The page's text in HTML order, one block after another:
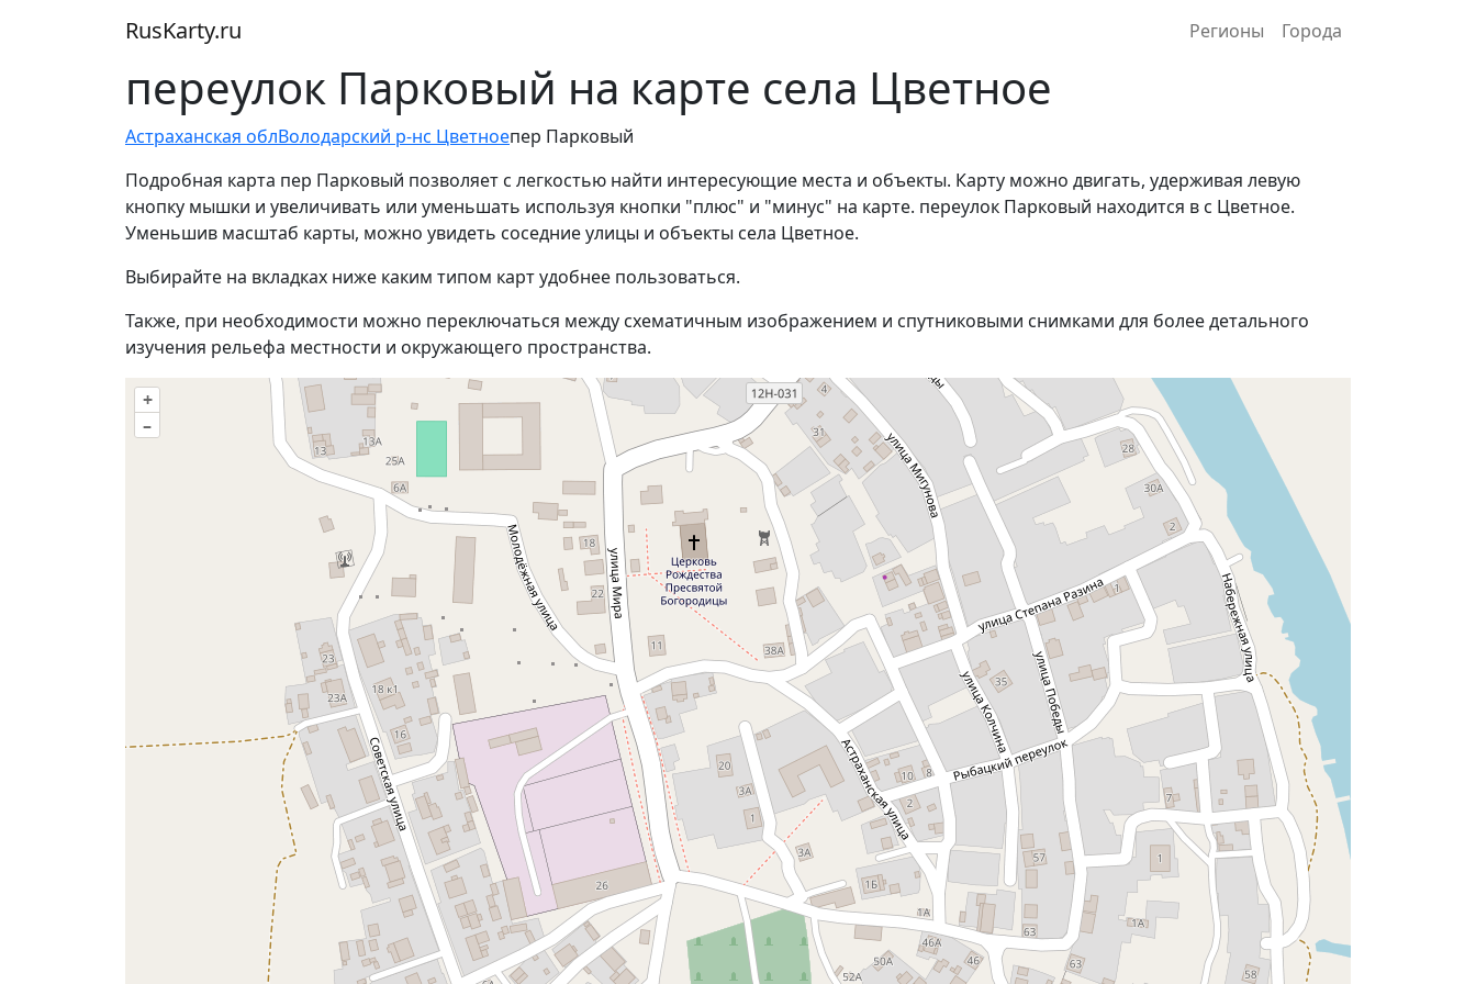
RusKarty.ru Регионы Города
переулок Парковый на карте села Цветное
Астраханская облВолодарский р-нс Цветноепер Парковый
Подробная карта пер Парковый позволяет с легкостью найти интересующие места и объекты. Карту можно двигать, удерживая левую
кнопку мышки и увеличивать или уменьшать используя кнопки "плюс" и "минус" на карте. переулок Парковый находится в с Цветное.
Уменьшив масштаб карты, можно увидеть соседние улицы и объекты села Цветное.
Выбирайте на вкладках ниже каким типом карт удобнее пользоваться.
Также, при необходимости можно переключаться между схематичным изображением и спутниковыми снимками для более детального
изучения рельефа местности и окружающего пространства.
+
–